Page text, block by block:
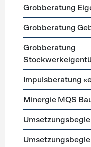
Grobberatung
Grobberatung
Grobberatung
Impulsberatung
Minergie MQS